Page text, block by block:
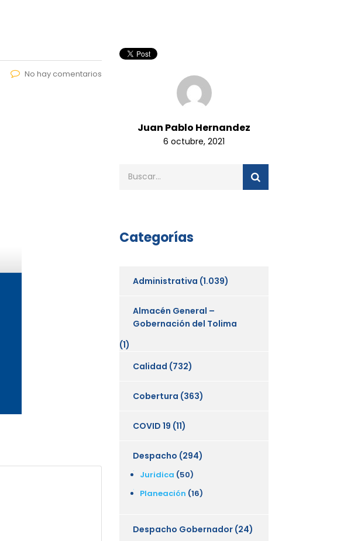
No hay comentarios
Juan Pablo Hernandez
6 octubre, 2021
Categorías
Administrativa (1.039)
Almacén General –
Gobernación del Tolima
(1)
Calidad (732)
Cobertura (363)
COVID 19 (11)
Despacho (294)
Juridica (50)
Planeación (16)
Despacho Gobernador (24)